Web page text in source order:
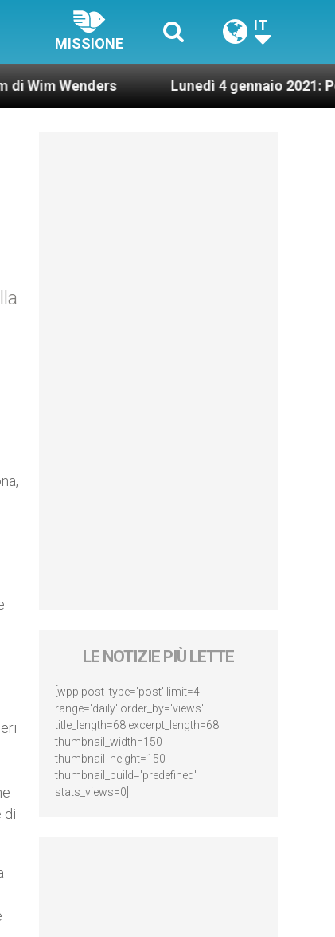
MISSIONE
IT
Lunedì 4 gennaio 2021: Possesso
di
LE NOTIZIE PIÙ LETTE
[wpp post_type='post' limit=4
range='daily' order_by='views'
title_length=68 excerpt_length=68
thumbnail_width=150
thumbnail_height=150
thumbnail_build='predefined'
stats_views=0]